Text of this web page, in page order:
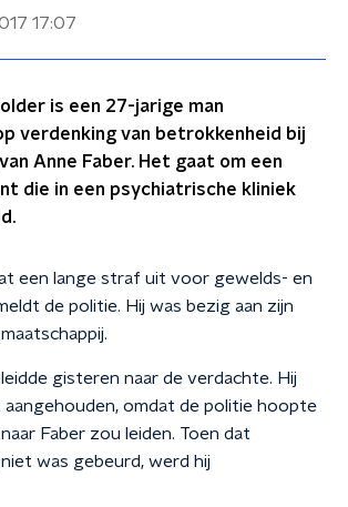
17:07
is een 27-jarige man
verdenking van betrokkenheid bij
Anne Faber. Het gaat om een
die in een psychiatrische kliniek
een lange straf uit voor gewelds- en
de politie. Hij was bezig aan zijn
gisteren naar de verdachte. Hij
omdat de politie hoopte
Faber zou leiden. Toen dat
was gebeurd, werd hij